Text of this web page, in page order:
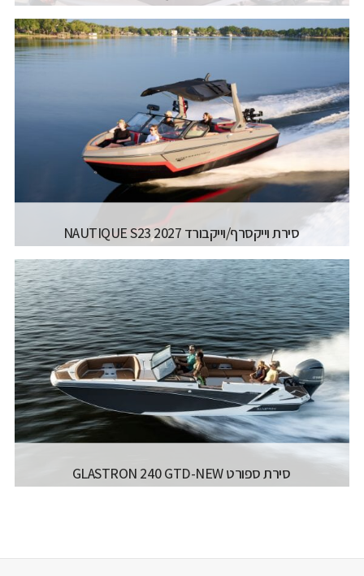
יצרן ודגם:
OTHERNAUTIQUE - NAUTIQUE G25
רישיון משיט:
רישיון עוצמה ב' (משיט 13)
אורך כללי:
8.49 מ
רוחב כללי:
2.59 מ
דגם מנוע:
PCM 450
קרא עוד...
סירת וייקסרף/וייקבורד NAUTIQUE S23 2027
יצרן ודגם:
NAUTIQUE - SUPER AIR NAUTIQUE
S23
רישיון משיט:
רישיון עוצמה ב' (משיט 13)
מספר מפליגים:
15
אורך כללי:
7.67M
רוחב כללי:
2.54M
דגם מנוע:
PCM 355-600 HP
קרא עוד...
סירת ספורט GLASTRON 240 GTD-NEW